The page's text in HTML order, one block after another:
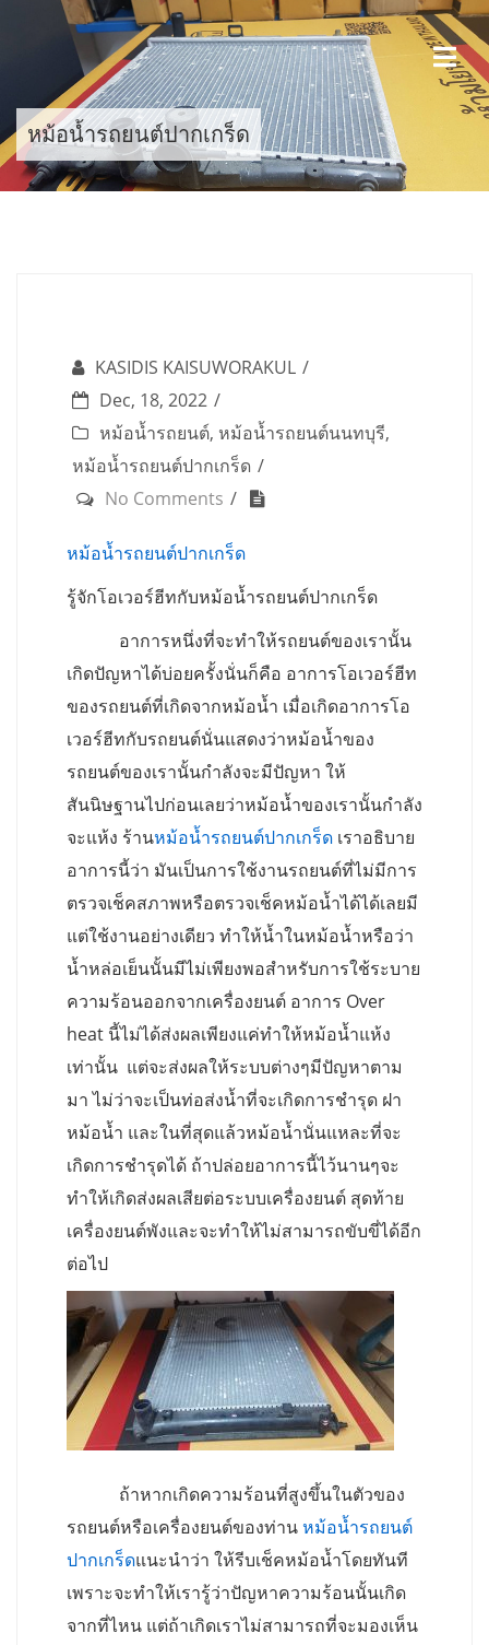
หม้อน้ำรถยนต์ปากเกร็ด
KASIDIS KAISUWORAKUL
Dec, 18, 2022
หม้อน้ำรถยนต์, หม้อน้ำรถยนต์นนทบุรี,
หม้อน้ำรถยนต์ปากเกร็ด
No Comments
หม้อน้ำรถยนต์ปากเกร็ด
รู้จักโอเวอร์ฮีทกับหม้อน้ำรถยนต์ปากเกร็ด
อาการหนึ่งที่จะทำให้รถยนต์ของเรานั้น
เกิดปัญหาได้บ่อยครั้งนั่นก็คือ อาการโอเวอร์ฮีท
ของรถยนต์ที่เกิดจากหม้อน้ำ เมื่อเกิดอาการโอ
เวอร์ฮีทกับรถยนต์นั่นแสดงว่าหม้อน้ำของ
รถยนต์ของเรานั้นกำลังจะมีปัญหา ให้
สันนิษฐานไปก่อนเลยว่าหม้อน้ำของเรานั้นกำลัง
จะแห้ง ร้านหม้อน้ำรถยนต์ปากเกร็ด เราอธิบาย
อาการนี้ว่า มันเป็นการใช้งานรถยนต์ที่ไม่มีการ
ตรวจเช็คสภาพหรือตรวจเช็คหม้อน้ำได้ได้เลยมี
แต่ใช้งานอย่างเดียว ทำให้น้ำในหม้อน้ำหรือว่า
น้ำหล่อเย็นนั้นมีไม่เพียงพอสำหรับการใช้ระบาย
ความร้อนออกจากเครื่องยนต์ อาการ Over
heat นี้ไม่ได้ส่งผลเพียงแค่ทำให้หม้อน้ำแห้ง
เท่านั้น แต่จะส่งผลให้ระบบต่างๆมีปัญหาตาม
มา ไม่ว่าจะเป็นท่อส่งน้ำที่จะเกิดการชำรุด ฝา
หม้อน้ำ และในที่สุดแล้วหม้อน้ำนั่นแหละที่จะ
เกิดการชำรุดได้ ถ้าปล่อยอาการนี้ไว้นานๆจะ
ทำให้เกิดส่งผลเสียต่อระบบเครื่องยนต์ สุดท้าย
เครื่องยนต์พังและจะทำให้ไม่สามารถขับขี่ได้อีก
ต่อไป
ถ้าหากเกิดความร้อนที่สูงขึ้นในตัวของ
รถยนต์หรือเครื่องยนต์ของท่านหม้อน้ำรถยนต์
ปากเกร็ดแนะนำว่า ให้รีบเช็คหม้อน้ำโดยทันที
เพราะจะทำให้เรารู้ว่าปัญหาความร้อนนั้นเกิด
จากที่ไหน แต่ถ้าเกิดเราไม่สามารถที่จะมองเห็น